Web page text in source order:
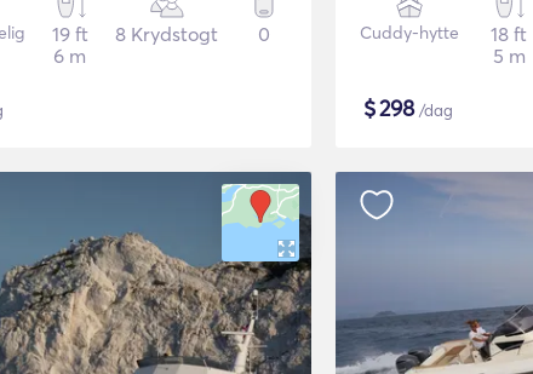
19 ft
6 m
8 Krydstogt 0 Cuddy-hytte
18 ft
5 m
$298/dag